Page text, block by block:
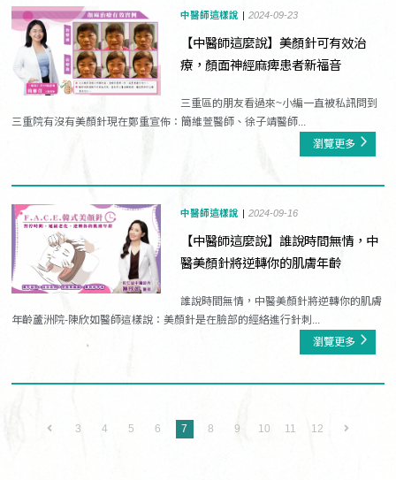
中醫師這樣說 2024-09-23
【中醫師這麼說】美顏針可有效治
療，顏面神經麻痺患者新福音
三重區的朋友看過來~小編一直被私訊問到
三重院有沒有美顏針現在鄭重宣佈：簡維萱醫師、徐子靖醫師...
瀏覽更多
中醫師這樣說 2024-09-16
【中醫師這麼說】誰說時間無情，中
醫美顏針將逆轉你的肌膚年齡
誰說時間無情，中醫美顏針將逆轉你的肌膚
年齡蘆洲院-陳欣如醫師這樣說：美顏針是在臉部的經絡進行針刺...
瀏覽更多
3 4 5 6 7 8 9 10 11 12